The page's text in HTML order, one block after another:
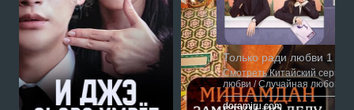
Только ради любви 1 -
Смотреть Китайский
любви / Случайная любовь /
сской озвучкой онлайн на
doramiru.com